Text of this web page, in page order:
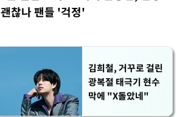
괜찮나 팬들 '걱정'
김희철, 거꾸로 걸린
광복절 태극기 현수
막에 "X돌았네"